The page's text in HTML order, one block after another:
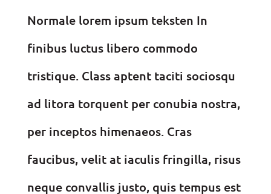
Normale lorem ipsum teksten In
finibus luctus libero commodo
tristique. Class aptent taciti sociosqu
ad litora torquent per conubia nostra,
per inceptos himenaeos. Cras
faucibus, velit at iaculis fringilla, risus
neque convallis justo, quis tempus est